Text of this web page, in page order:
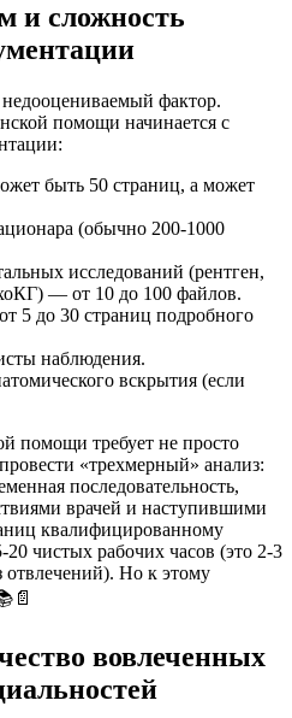
и сложность
фактор.
помощи начинается с
быть 50 страниц, а может
(обычно 200-1000
исследований (рентген,
— от 10 до 100 файлов.
5 до 30 страниц подробного
наблюдения.
вскрытия (если
помощи требует не просто
«трехмерный» анализ:
последовательность,
врачей и наступившими
квалифицированному
чистых рабочих часов (это 2-3
отвлечений). Но к этому
вовлеченных